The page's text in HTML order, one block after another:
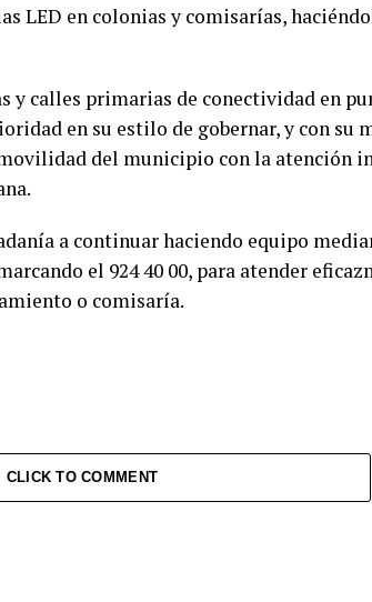
LED en colonias y comisarías,
y calles primarias de conectividad en
en su estilo de gobernar, y con su
del municipio con la atención
a continuar haciendo equipo
el 924 40 00, para atender
o comisaría.
CLICK TO COMMENT